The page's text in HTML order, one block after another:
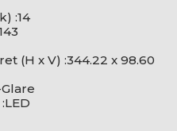
:14
(H x V) :344.22 x 98.60